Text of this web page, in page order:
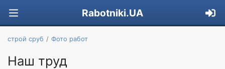
Rabotniki.UA
строй сруб Фото работ
Наш труд